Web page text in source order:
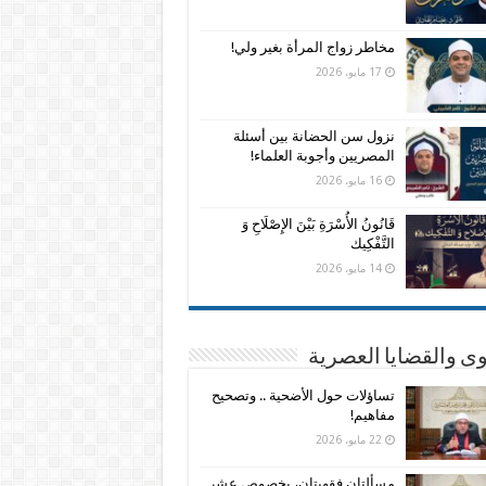
مخاطر زواج المرأة بغير ولي!
17 مايو، 2026
نزول سن الحضانة بين أسئلة
المصريين وأجوبة العلماء!
16 مايو، 2026
قَانُونُ الأُسْرَةِ بَيْنَ الإِصْلَاحِ وَ
التَّفْكِيك
14 مايو، 2026
والقضايا العصرية
تساؤلات حول الأضحية .. وتصحيح
مفاهيم!
22 مايو، 2026